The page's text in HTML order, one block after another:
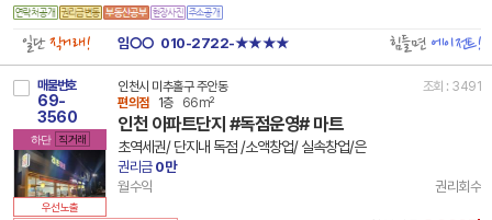
일단직거래! 임○○ 010-2722-★★★★ 힘들면에이전트!
매물번호
69-
3560
하단 직거래
우선노출
인천시 미추홀구 주안동
조회 : 3491
편의점
1층 66m²
인천 아파트단지 #독점운영# 마트
초역세권/ 단지내 독점 /소액창업/ 실속창업/은
권리금0만
월수익
권리회수